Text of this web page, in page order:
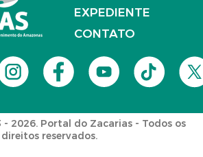
EXPEDIENTE
CONTATO
2026. Portal do Zacarias - Todos os
direitos reservados.